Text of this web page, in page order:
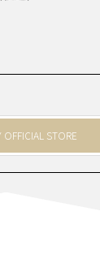
STORE